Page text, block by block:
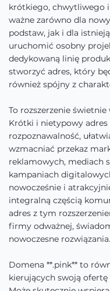
krótkiego, chwytliwego i
ważne zarówno dla
podstaw, jak i dla
uruchomić osobny
dedykowaną linię
stworzyć adres, który
również spójny z
To rozszerzenie
Krótki i nietypowy
rozpoznawalność,
wzmacniać przekaz
reklamowych, mediach
kampaniach
nowocześnie i
integralną częścią
adres z tym
firmy odważnej,
nowoczesne rozwiązania.
Domena **.pink** to
kierujących swoją